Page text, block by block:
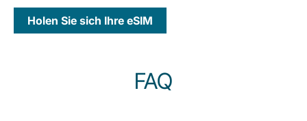
Holen Sie sich Ihre eSIM
FAQ